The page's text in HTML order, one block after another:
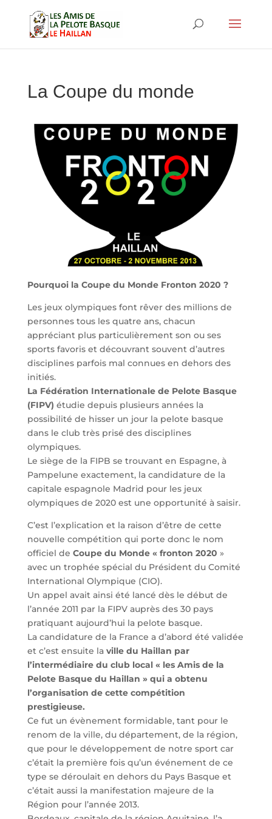
La Coupe du monde
Pourquoi la Coupe du Monde Fronton 2020 ?
Les jeux olympiques font rêver des millions de
personnes tous les quatre ans, chacun
appréciant plus particulièrement son ou ses
sports favoris et découvrant souvent d’autres
disciplines parfois mal connues en dehors des
initiés.
La Fédération Internationale de Pelote Basque
(FIPV) étudie depuis plusieurs années la
possibilité de hisser un jour la pelote basque
dans le club très prisé des disciplines
olympiques.
Le siège de la FIPB se trouvant en Espagne, à
Pampelune exactement, la candidature de la
capitale espagnole Madrid pour les jeux
olympiques de 2020 est une opportunité à saisir.
C’est l’explication et la raison d’être de cette
nouvelle compétition qui porte donc le nom
officiel de Coupe du Monde « fronton 2020 »
avec un trophée spécial du Président du Comité
International Olympique (CIO).
Un appel avait ainsi été lancé dès le début de
l’année 2011 par la FIPV auprès des 30 pays
pratiquant aujourd’hui la pelote basque.
La candidature de la France a d’abord été validée
et c’est ensuite la ville du Haillan par
l’intermédiaire du club local « les Amis de la
Pelote Basque du Haillan » qui a obtenu
l’organisation de cette compétition
prestigieuse.
Ce fut un évènement formidable, tant pour le
renom de la ville, du département, de la région,
que pour le développement de notre sport car
c’était la première fois qu’un événement de ce
type se déroulait en dehors du Pays Basque et
c’était aussi la manifestation majeure de la
Région pour l’année 2013.